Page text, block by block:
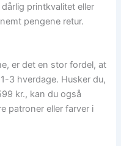
printkvalitet eller
pengene retur.
er det en stor fordel, at
3 hverdage. Husker du,
kr., kan du også
patroner eller farver i